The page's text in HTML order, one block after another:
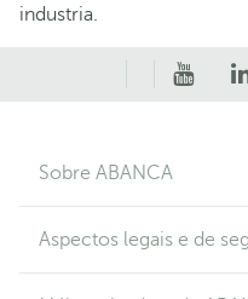
industria.
Sobre ABANCA
Aspectos legais e de